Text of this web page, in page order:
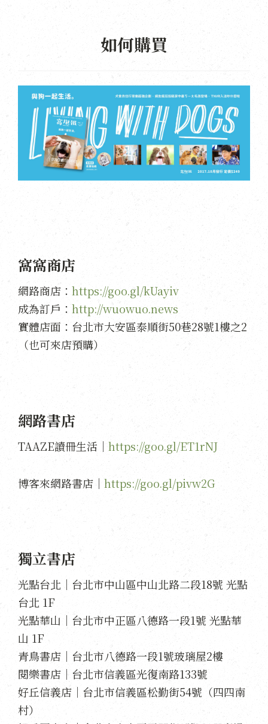
如何購買
窩窩商店
網路商店： https://goo.gl/kUayiv
成為訂戶： http://wuowuo.news
實體店面：台北市大安區泰順街50巷28號1樓之2
（也可來店預購）
網路書店
TAAZE讀冊生活｜ https://goo.gl/ET1rNJ
博客來網路書店｜ https://goo.gl/pivw2G
獨立書店
光點台北｜台北市中山區中山北路二段18號 光點
台北 1F
光點華山｜台北市中正區八德路一段1號 光點華
山 1F
青鳥書店｜台北市八德路一段1號玻璃屋2樓
閱樂書店｜台北市信義區光復南路133號
好丘信義店｜台北市信義區松勤街54號（四四南
村）